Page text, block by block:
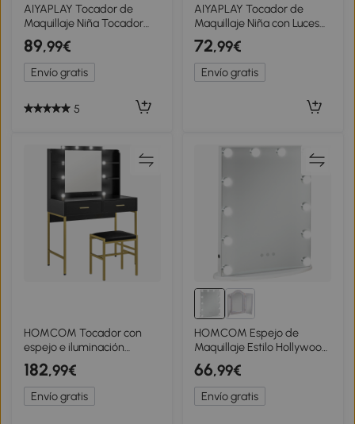
AIYAPLAY Tocador de
Maquillaje Niña Tocador
Infantil con Taburete y
Espejo con Luces LED 1
Cajón Armario y 5 Estantes
Rosa
89,99€
Envío gratis
5
AIYAPLAY Tocador de
Maquillaje Niña con Luces
LED de 3 Colores Taburete
Espejo 2 Cajones 2 Cajas
de Almacenaje Blanco
72,99€
Envío gratis
HOMCOM Tocador con
espejo e iluminación
integrada taburete
acolchado 2 cajones
estantes tocador moderno
Negro
182,99€
Envío gratis
HOMCOM Espejo de
Maquillaje Estilo Hollywood
Espejo de Tocador Táctil
con 12 Luces LED Ajustables
41,5x13,5x51 cm Blanco
66,99€
Envío gratis